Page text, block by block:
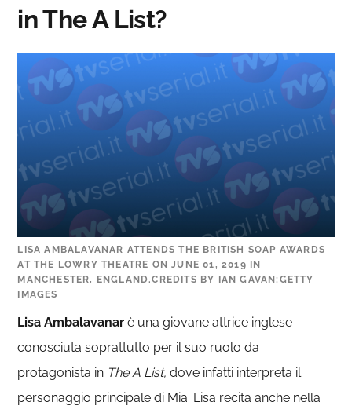
in The A List?
LISA AMBALAVANAR ATTENDS THE BRITISH SOAP AWARDS
AT THE LOWRY THEATRE ON JUNE 01, 2019 IN
MANCHESTER, ENGLAND.CREDITS BY IAN GAVAN:GETTY
IMAGES
Lisa Ambalavanarè una giovane attrice inglese
conosciuta soprattutto per il suo ruolo da
protagonista in The A List,dove infatti interpreta il
personaggio principale di Mia. Lisa recita anche nella